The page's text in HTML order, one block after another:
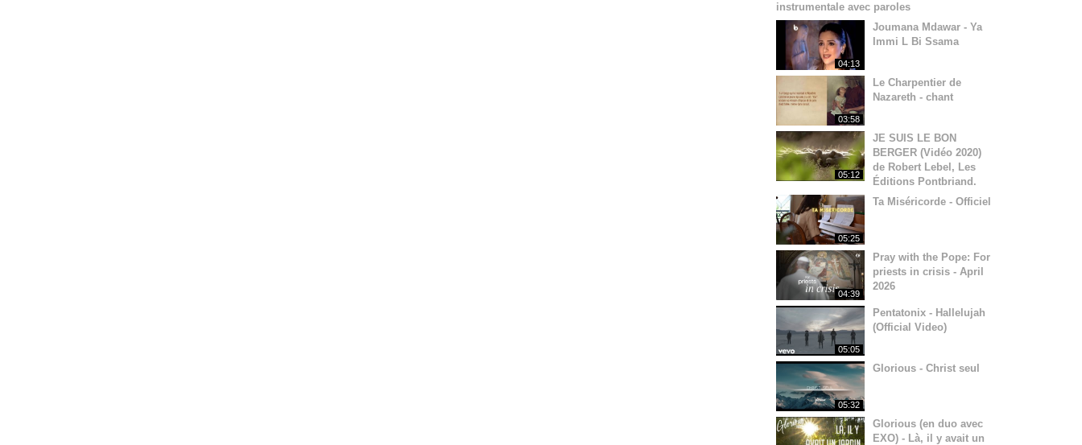
instrumentale avec paroles
04:13
Joumana Mdawar - Ya
Immi L Bi Ssama
03:58
Le Charpentier de
Nazareth - chant
05:12
JE SUIS LE BON
BERGER (Vidéo 2020)
de Robert Lebel, Les
Éditions Pontbriand.
05:25
Ta Miséricorde - Officiel
04:39
Pray with the Pope: For
priests in crisis - April
2026
05:05
Pentatonix - Hallelujah
(Official Video)
05:32
Glorious - Christ seul
Glorious (en duo avec
EXO) - Là, il y avait un